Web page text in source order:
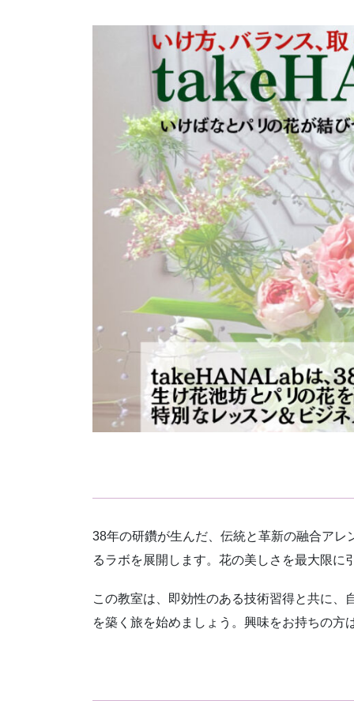
38年の研鑽が生んだ、伝統と革新の融合ア
るラボを展開します。花の美しさを最大限
この教室は、即効性のある技術習得と共に
を築く旅を始めましょう。興味をお持ちの方